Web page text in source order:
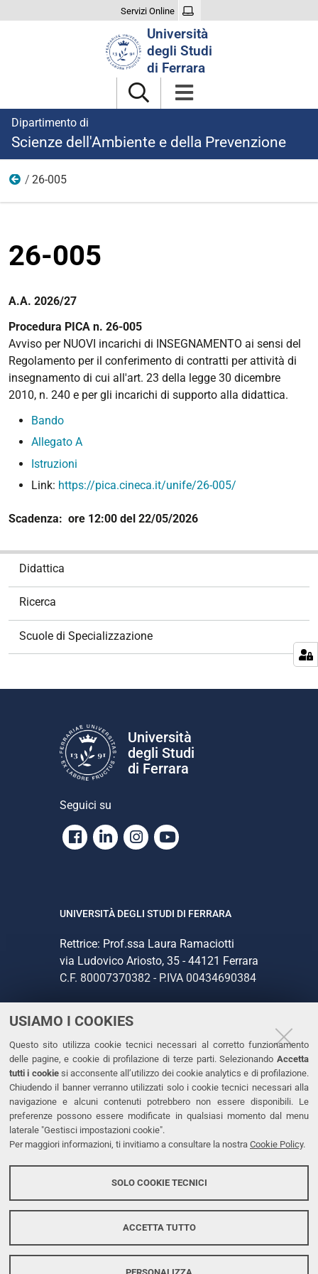
USIAMO I COOKIES
Questo sito utilizza cookie tecnici necessari al corretto funzionamento
delle pagine, e cookie di profilazione di terze parti. Selezionando Accetta
tutti i cookiesi acconsente all’utilizzo dei cookie analytics e di profilazione.
Chiudendo il banner verranno utilizzati solo i cookie tecnici necessari alla
navigazione e alcuni contenuti potrebbero non essere disponibili. Le
preferenze possono essere modificate in qualsiasi momento dal menu
laterale "Gestisci impostazioni cookie".
Per maggiori informazioni, ti invitiamo a consultare la nostra Cookie Policy.
SOLO COOKIE TECNICI
ACCETTA TUTTO
Servizi Online
Università
degli Studi
di Ferrara
Dipartimento di
Scienze dell'Ambiente e della Prevenzione
26-005
26-005
26-005
A.A. 2026/27
Procedura PICA n. 26-005
Avviso per NUOVI incarichi di INSEGNAMENTO ai sensi del
Regolamento per il conferimento di contratti per attività di
insegnamento di cui all'art. 23 della legge 30 dicembre
2010, n. 240 e per gli incarichi di supporto alla didattica.
Bando
Allegato A
Istruzioni
Link: https://pica.cineca.it/unife/26-005/
Scadenza: ore 12:00 del 22/05/2026
Didattica
Ricerca
Scuole di Specializzazione
Università
degli Studi
di Ferrara
Seguici su
Facebook
LinkedinInstagram
Youtube
UNIVERSITÀ DEGLI STUDI DI FERRARA
Rettrice: Prof.ssa Laura Ramaciotti
via Ludovico Ariosto, 35 - 44121 Ferrara
C.F. 80007370382 - P.IVA 00434690384
CONTATTI
Tel. +39 0532 293111
Fax. +39 0532 293031
PEC
LINKS
Dichiarazione di accessibilità
Protezione dati personali